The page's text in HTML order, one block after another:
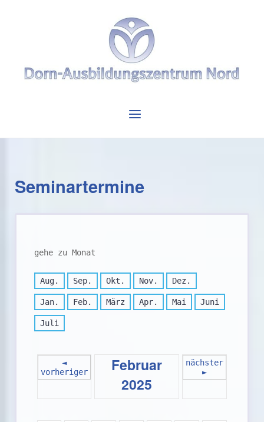
Menu
Seminartermine
gehe zu Monat
Aug. Sep. Okt. Nov. Dez.
Jan. Feb. März Apr. Mai Juni
Juli
◄
vorheriger
Februar
2025
nächster
►